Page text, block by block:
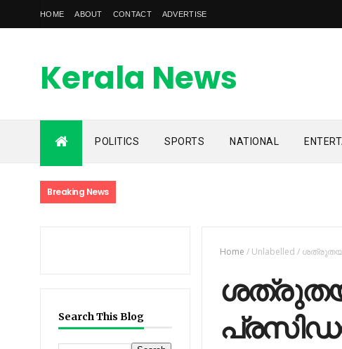
HOME ABOUT CONTACT ADVERTISE
Kerala News
Feed
kerala news feed is the one of the best malayalam online
POLITICS SPORTS NATIONAL
Breaking News
Search This Blog
Home / Unlabelled/